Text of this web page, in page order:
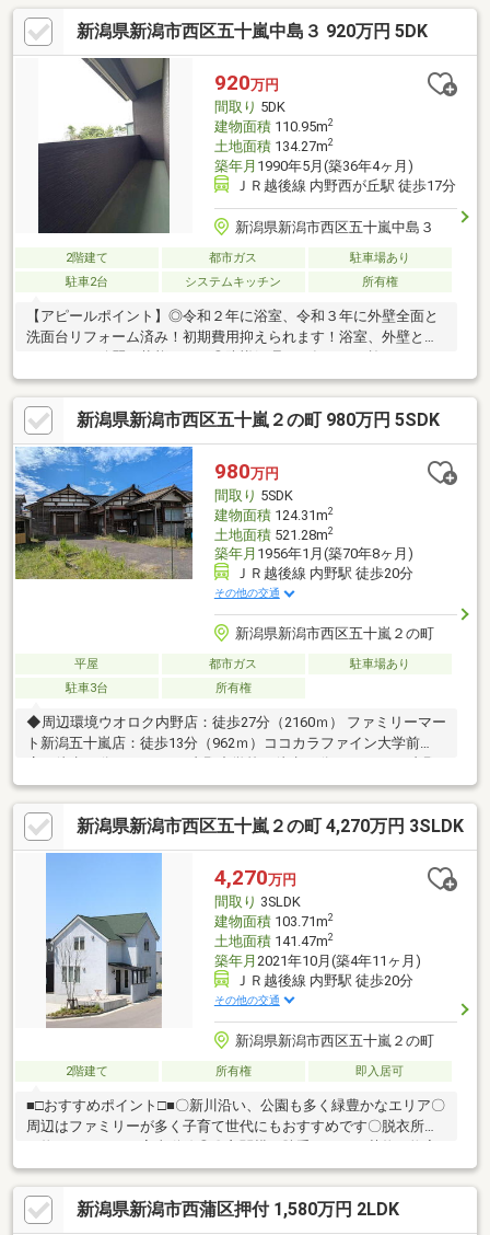
【小中学校】西内野小学校 約1300m内野中学校 約1100m当社ホー
ムページではSUUMOには載っていない物件資料を確認すること
ができます♪住宅に関することなら、「年間取引件数500件以上」
の実績があるハーバーエステートになんでもご相談ください。
新潟県新潟市西区五十嵐中島３ 920万円 5DK
920万円
間取り 5DK
建物面積110.95m2
土地面積134.27m2
築年月 1990年5月(築36年4ヶ月)
ＪＲ越後線 内野西が丘駅 徒歩17分
新潟県新潟市西区五十嵐中島３
2階建て 都市ガス
駐車場あり
駐車2台
システムキッチン 所有権
【アピールポイント】◎令和２年に浴室、令和３年に外壁全面と
洗面台リフォーム済み！初期費用抑えられます！浴室、外壁とも
にまだまだ綺麗な状態です！◎防蟻処理も５年ごとに施工してい
るため安心です◎ゆとりある５ＤＫという部屋数も使用用途で使
い分けができてとても便利、一人部屋がほしいお子様や趣味部屋
がほしいパパママ、ご家族皆様の希望を叶えます◎大人も子供も
広々遊べる１０坪以上の庭有の住居だから、ちょっとした運動や
遊びものびのび楽しめます◎閑静な住宅街の住戸で静かで落ち着
いた生活が送れます◎近くに公園ありますのでお子様と遊べます
◎新築時の図面が保管されており、今後のリフォームもしやすい
です
新潟県新潟市西区五十嵐２の町 980万円 5SDK
980万円
間取り 5SDK
建物面積124.31m2
土地面積521.28m2
築年月 1956年1月(築70年8ヶ月)
ＪＲ越後線 内野駅 徒歩20分
その他の交通
新潟県新潟市西区五十嵐２の町
平屋 都市ガス
駐車場あり
駐車3台
所有権
◆周辺環境ウオロク内野店：徒歩27分（2160ｍ） ファミリーマー
ト新潟五十嵐店：徒歩13分（962ｍ）ココカラファイン大学前
小学校：徒歩19分（1443ｍ）売主の契約不適合責任免責車庫、物
置があります。公共下水整備予定あり。再建築の際、要セットバ
ック建物は未登記の為、売主にて登記予定
新潟県新潟市西区五十嵐２の町 4,270万円 3SLDK
4,270万円
間取り 3SLDK
建物面積103.71m2
土地面積141.47m2
築年月 2021年10月(築4年11ヶ月)
ＪＲ越後線 内野駅 徒歩20分
その他の交通
新潟県新潟市西区五十嵐２の町
2階建て 所有権 即入居可
■□おすすめポイント□■〇新川沿い、公園も多く緑豊かなエリア〇
周辺はファミリーが多く子育て世代にもおすすめです〇脱衣所横
に物干しがあり、家事動線◎〇玄関横の勝手口からも荷物の搬入
が可能〇内野小学校、内野中学校■□ローン支払例□■月々120，
535円 ※物件価格を金利1％・35年で借入した場合
新潟県新潟市西蒲区押付 1,580万円 2LDK